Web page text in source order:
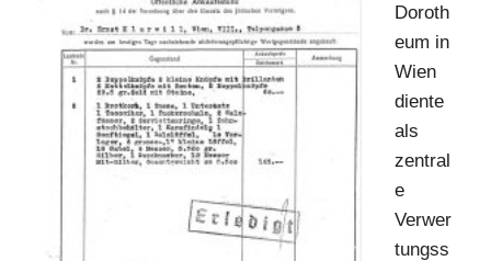
Doroth
eum in
Wien
diente
als
zentral
e
Verwer
tungss